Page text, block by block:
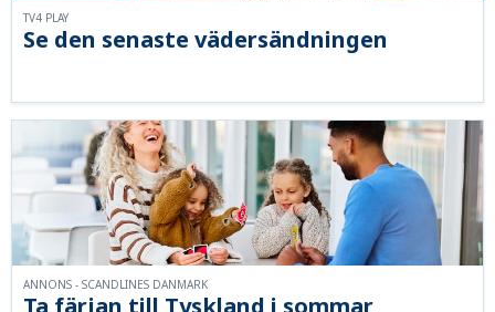
Se den senaste vädersändningen
TV4 PLAY
ANNONS - SCANDLINES DANMARK